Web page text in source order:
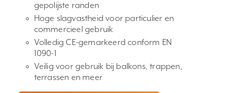
gepolijste randen
Hoge slagvastheid voor particulier en
commercieel gebruik
Volledig CE-gemarkeerd conform EN
1090-1
Veilig voor gebruik bij balkons, trappen,
terrassen en meer